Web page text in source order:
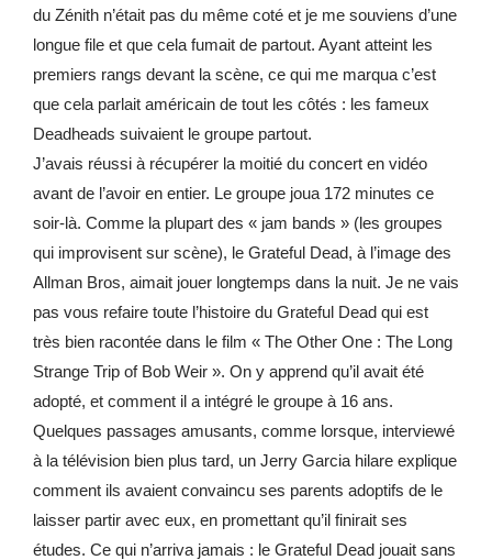
du Zénith n’était pas du même coté et je me souviens d’une
longue file et que cela fumait de partout. Ayant atteint les
premiers rangs devant la scène, ce qui me marqua c’est
que cela parlait américain de tout les côtés : les fameux
Deadheads suivaient le groupe partout.
J’avais réussi à récupérer la moitié du concert en vidéo
avant de l’avoir en entier. Le groupe joua 172 minutes ce
soir-là. Comme la plupart des « jam bands » (les groupes
qui improvisent sur scène), le Grateful Dead, à l’image des
Allman Bros, aimait jouer longtemps dans la nuit. Je ne vais
pas vous refaire toute l’histoire du Grateful Dead qui est
très bien racontée dans le film « The Other One : The Long
Strange Trip of Bob Weir ». On y apprend qu’il avait été
adopté, et comment il a intégré le groupe à 16 ans.
Quelques passages amusants, comme lorsque, interviewé
à la télévision bien plus tard, un Jerry Garcia hilare explique
comment ils avaient convaincu ses parents adoptifs de le
laisser partir avec eux, en promettant qu’il finirait ses
études. Ce qui n’arriva jamais : le Grateful Dead jouait sans